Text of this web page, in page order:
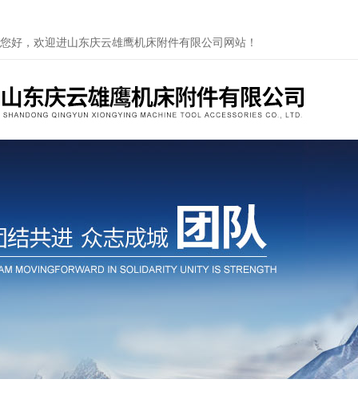
您好，欢迎进山东庆云雄鹰机床附件有限公司网站！